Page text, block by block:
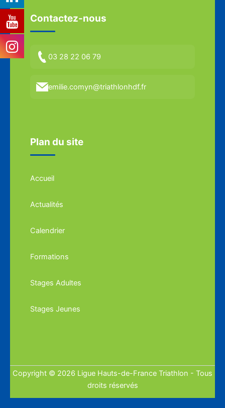
Contactez-nous
03 28 22 06 79
emilie.comyn@triathlonhdf.fr
Plan du site
Accueil
Actualités
Calendrier
Formations
Stages Adultes
Stages Jeunes
Copyright © 2026 Ligue Hauts-de-France Triathlon - Tous
droits réservés